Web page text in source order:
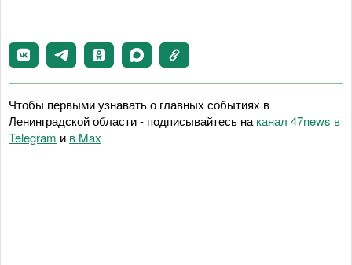
Чтобы первыми узнавать о главных событиях в
Ленинградской области - подписывайтесь на канал 47news в
Telegram и в Maх